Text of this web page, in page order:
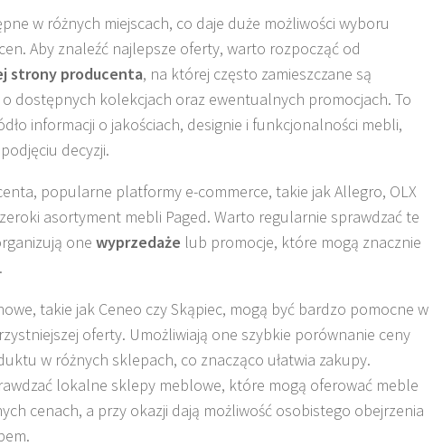
w różnych miejscach, co daje duże możliwości wyboru
Aby znaleźć najlepsze oferty, warto rozpocząć od
strony producenta, na której często zamieszczane są
dostępnych kolekcjach oraz ewentualnych promocjach. To
informacji o jakościach, designie i funkcjonalności mebli,
decyzji.
popularne platformy e-commerce, takie jak Allegro, OLX
asortyment mebli Paged. Warto regularnie sprawdzać te
one wyprzedaże lub promocje, które mogą znacznie
takie jak Ceneo czy Skąpiec, mogą być bardzo pomocne w
oferty. Umożliwiają one szybkie porównanie ceny
w różnych sklepach, co znacząco ułatwia zakupy.
lokalne sklepy meblowe, które mogą oferować meble
cenach, a przy okazji dają możliwość osobistego obejrzenia